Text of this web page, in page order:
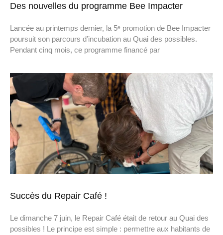
Des nouvelles du programme Bee Impacter
Lancée au printemps dernier, la 5ᵉ promotion de Bee Impacter
poursuit son parcours d’incubation au Quai des possibles.
Pendant cinq mois, ce programme financé par
Succès du Repair Café !
Le dimanche 7 juin, le Repair Café était de retour au Quai des
possibles ! Le principe est simple : permettre aux habitants de